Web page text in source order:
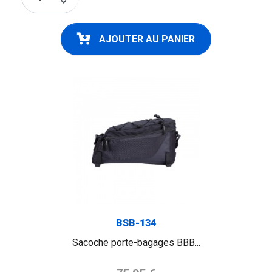
keyboard_arrow_down
AJOUTER AU PANIER
BSB-134
Sacoche porte-bagages BBB...